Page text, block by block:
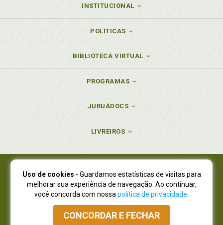
INSTITUCIONAL
POLÍTICAS
BIBLIOTECA VIRTUAL
PROGRAMAS
JURUÁDOCS
LIVREIROS
Juruá Editora Ltda., CNPJ 77.535.508/0001-19
Juruá Informática Ltda., CNPJ 01.701.561/0001-80
NOVO ENDEREÇO:R. Flávio Dallegrave, 7665, São Lourenço |
Curitiba - Paraná - CEP 82210-310
Atendimento: (41) 4009-3900|Vendas Atacado: (41) 4009-3939
Uso de cookies - Guardamos estatísticas de visitas para
melhorar sua experiência de navegação. Ao continuar,
você concorda com nossa política de privacidade
CONCORDAR E FECHAR